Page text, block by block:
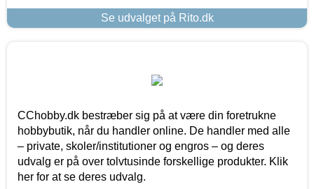
Se udvalget på Rito.dk
CChobby.dk bestræber sig på at være din foretrukne
hobbybutik, når du handler online. De handler med alle
– private, skoler/institutioner og engros – og deres
udvalg er på over tolvtusinde forskellige produkter. Klik
her for at se deres udvalg.